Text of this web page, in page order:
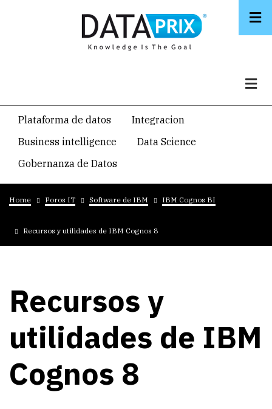
Navegacion
temática
principal
Plataforma de datos
Integracion
Business intelligence
Data Science
Gobernanza de Datos
Breadcrumb
Home Foros IT Software de IBM IBM Cognos BI
Recursos y utilidades de IBM Cognos 8
Recursos y
utilidades de IBM
Cognos 8